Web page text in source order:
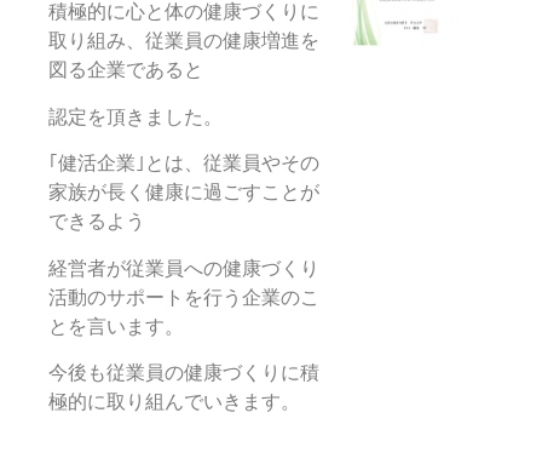
積極的に心と体の健康づくりに
取り組み、従業員の健康増進を
図る企業であると
認定を頂きました。
｢健活企業｣とは、従業員やその
家族が長く健康に過ごすことが
できるよう
経営者が従業員への健康づくり
活動のサポートを行う企業のこ
とを言います。
今後も従業員の健康づくりに積
極的に取り組んでいきます。